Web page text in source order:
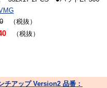
（税抜）
（税抜）
チアップ Version2 品番：